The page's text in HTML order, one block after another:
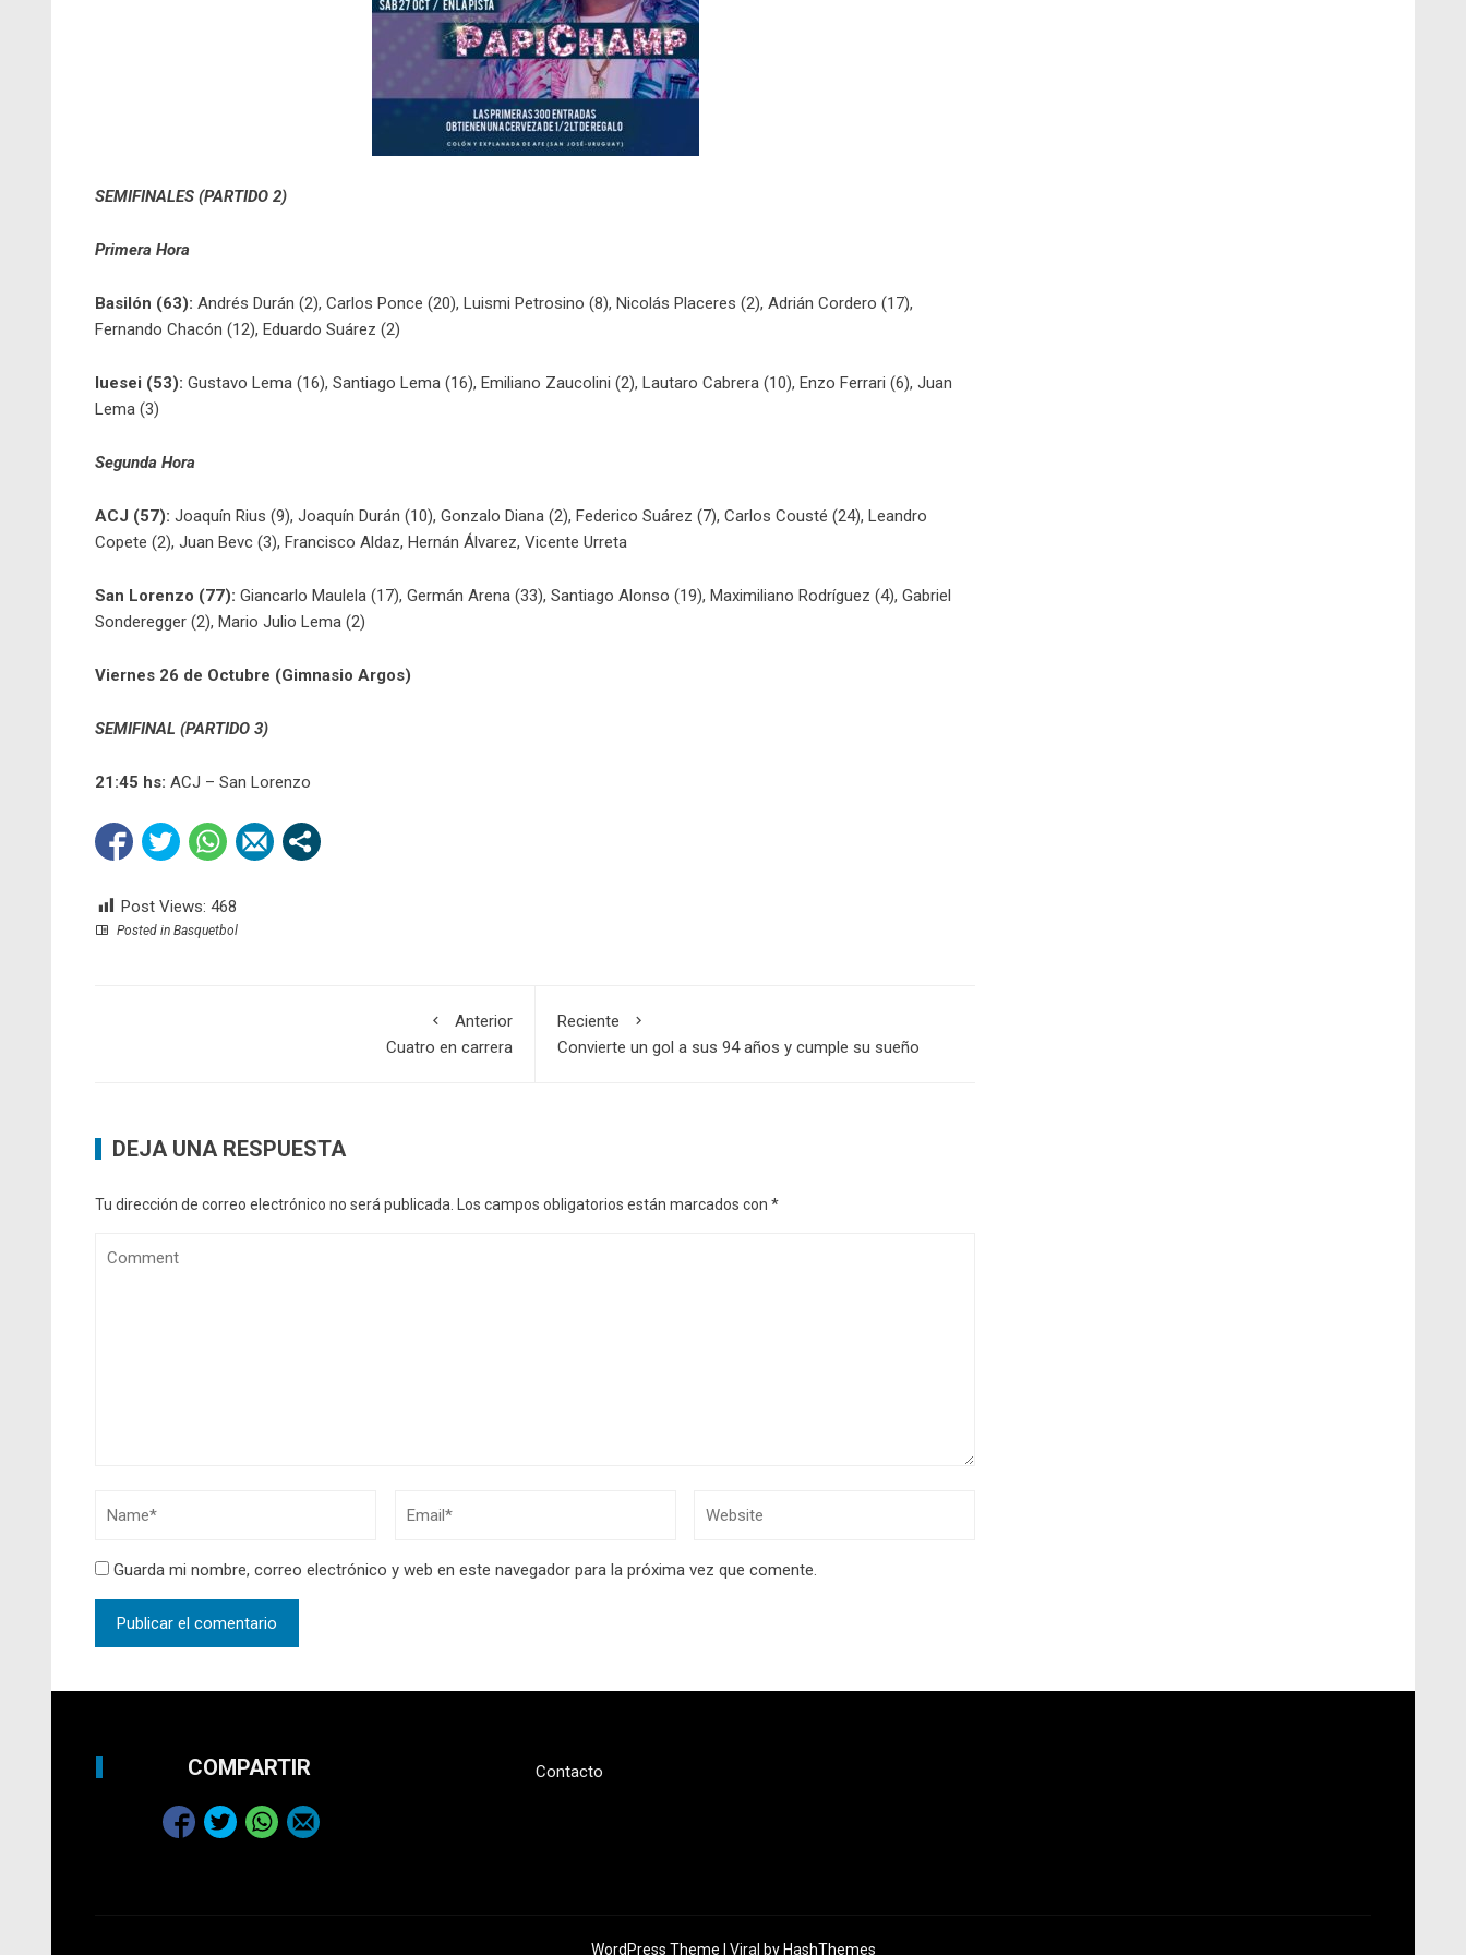
SEMIFINALES (PARTIDO 2)
Primera Hora
Basilón (63): Andrés Durán (2), Carlos Ponce (20), Luismi Petrosino (8), Nicolás Placeres (2), Adrián Cordero (17),
Fernando Chacón (12), Eduardo Suárez (2)
Iuesei (53): Gustavo Lema (16), Santiago Lema (16), Emiliano Zaucolini (2), Lautaro Cabrera (10), Enzo Ferrari (6), Juan
Lema (3)
Segunda Hora
ACJ (57): Joaquín Rius (9), Joaquín Durán (10), Gonzalo Diana (2), Federico Suárez (7), Carlos Cousté (24), Leandro
Copete (2), Juan Bevc (3), Francisco Aldaz, Hernán Álvarez, Vicente Urreta
San Lorenzo (77): Giancarlo Maulela (17), Germán Arena (33), Santiago Alonso (19), Maximiliano Rodríguez (4), Gabriel
Sonderegger (2), Mario Julio Lema (2)
Viernes 26 de Octubre (Gimnasio Argos)
SEMIFINAL (PARTIDO 3)
21:45 hs: ACJ – San Lorenzo
Post Views: 468
Posted in Basquetbol
Anterior
Cuatro en carrera
Reciente
Convierte un gol a sus 94 años y cumple su sueño
DEJA UNA RESPUESTA
Tu dirección de correo electrónico no será publicada. Los campos obligatorios están marcados con *
Guarda mi nombre, correo electrónico y web en este navegador para la próxima vez que comente.
COMPARTIR Contacto
WordPress Theme | Viral by HashThemes